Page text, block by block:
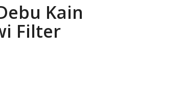
Kain
Filter